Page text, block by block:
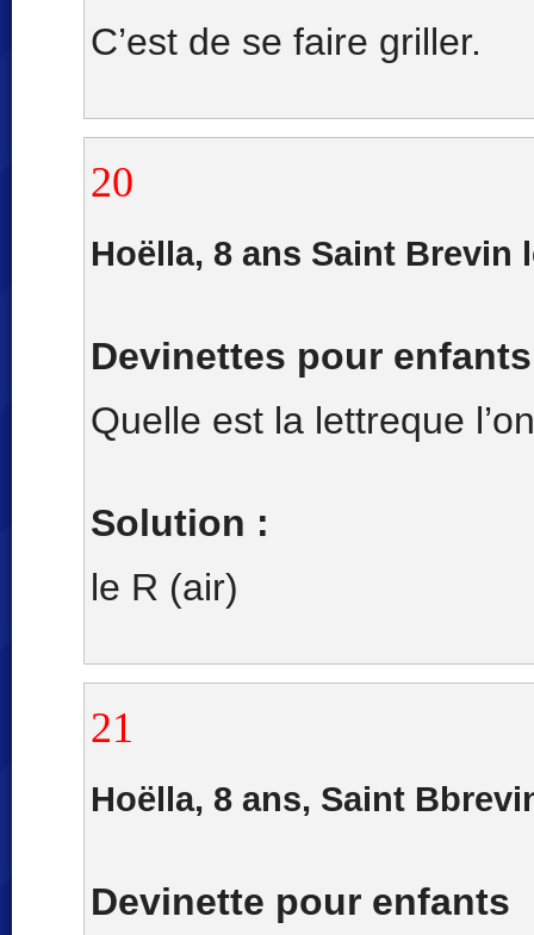
C’est de se faire griller.
20
Hoëlla, 8 ans Saint Brevin
Devinettes pour enfants
Quelle est la lettreque
Solution :
le R (air)
21
Hoëlla, 8 ans, Saint
Devinette pour enfants